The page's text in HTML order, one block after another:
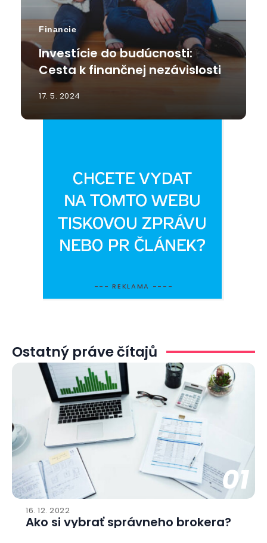
Ostatný práve čítajů
01
16. 12. 2022
Ako si vybrať správneho brokera?
Financie
Investície do budúcnosti:
Cesta k finančnej nezávislosti
17. 5. 2024
--- REKLAMA ----